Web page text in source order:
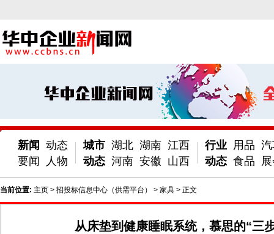
新闻
要闻
动态
人物
城市
动态
湖北 湖南 江西
河南 安徽 山西
行业
动态
用品
食品
当前位置: 主页 > 招投标信息中心（供需平台） > 家具 > 正文
从床垫到健康睡眠系统，慕思的“三